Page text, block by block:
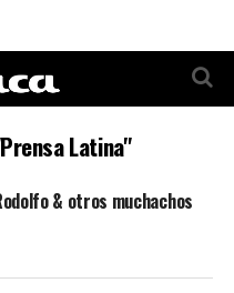
Latina"
& otros muchachos